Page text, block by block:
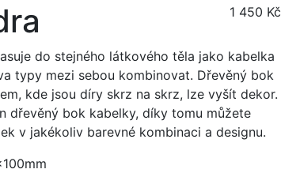
1 450 Kč
do stejného látkového těla jako kabelka
typy mezi sebou kombinovat. Dřevěný bok
kde jsou díry skrz na skrz, lze vyšít dekor.
dřevěný bok kabelky, díky tomu můžete
v jakékoliv barevné kombinaci a designu.